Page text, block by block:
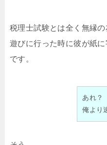
税理士試験とは全く無縁の
遊びに行った時に彼が紙
です。
あれ？
俺より